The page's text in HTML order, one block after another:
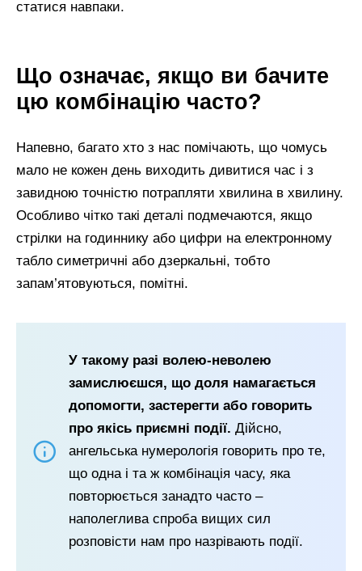
статися навпаки.
Що означає, якщо ви бачите
цю комбінацію часто?
Напевно, багато хто з нас помічають, що чомусь
мало не кожен день виходить дивитися час і з
завидною точністю потрапляти хвилина в хвилину.
Особливо чітко такі деталі подмечаются, якщо
стрілки на годиннику або цифри на електронному
табло симетричні або дзеркальні, тобто
запам’ятовуються, помітні.
У такому разі волею-неволею
замислюєшся, що доля намагається
допомогти, застерегти або говорить
про якісь приємні події. Дійсно,
ангельська нумерологія говорить про те,
що одна і та ж комбінація часу, яка
повторюється занадто часто –
наполеглива спроба вищих сил
розповісти нам про назрівають події.